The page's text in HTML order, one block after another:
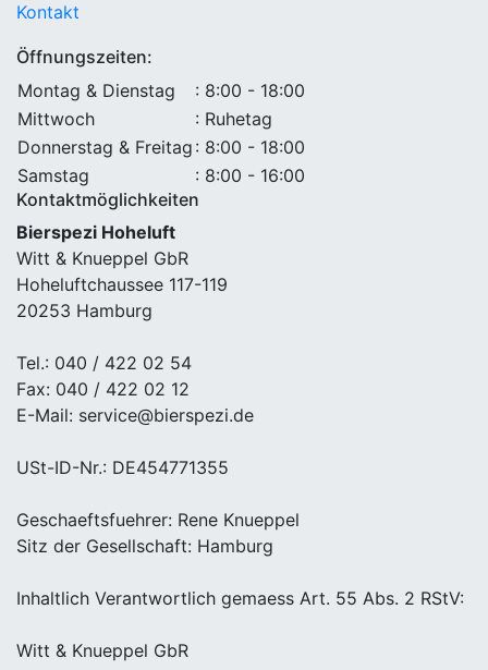
Kontakt
Öffnungszeiten:
Montag & Dienstag
: 8:00 - 18:00
Mittwoch
: Ruhetag
Donnerstag & Freitag : 8:00 - 18:00
Samstag
: 8:00 - 16:00
Kontaktmöglichkeiten
Bierspezi Hoheluft
Witt & Knueppel GbR
Hoheluftchaussee 117-119
20253 Hamburg
Tel.: 040 / 422 02 54
Fax: 040 / 422 02 12
E-Mail: service@bierspezi.de
USt-ID-Nr.: DE454771355
Geschaeftsfuehrer: Rene Knueppel
Sitz der Gesellschaft: Hamburg
Inhaltlich Verantwortlich gemaess Art. 55 Abs. 2 RStV:
Witt & Knueppel GbR